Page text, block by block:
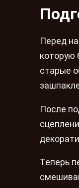
Перед
которую
старые
После
Теперь